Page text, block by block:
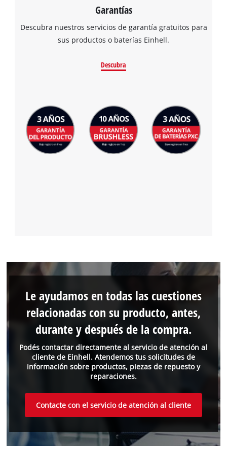
Garantías
Descubra nuestros servicios de garantía gratuitos para
sus productos o baterías Einhell.
Descubra
Podés contactar directamente al servicio de atención al
cliente de Einhell. Atendemos tus solicitudes de
información sobre productos, piezas de repuesto y
reparaciones.
Le ayudamos en todas las cuestiones
relacionadas con su producto, antes,
durante y después de la compra.
Contacte con el servicio de atención al cliente